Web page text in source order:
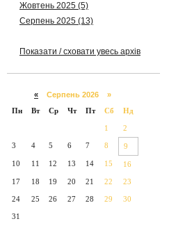
Жовтень 2025 (5)
Серпень 2025 (13)
Показати / сховати увесь архів
« Серпень 2026 »
Пн
Вт Ср Чт Пт Сб Нд
1 2
3 4 5 6 7 8 9
10 11 12 13 14 15 16
17 18 19 20 21 22 23
24 25 26 27 28 29 30
31